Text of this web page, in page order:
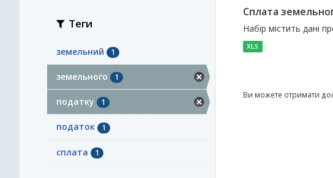
Теги
земельний 1
земельного 1
податку 1
податок 1
сплата 1
Сплата
Набір містить дані
XLS
Ви можете отримати